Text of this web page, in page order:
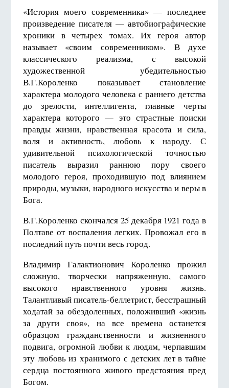
«История моего современника» — последнее
произведение писателя — автобиографические
хроники в четырех томах. Их героя автор
называет «своим современником». В духе
классического реализма, с высокой
художественной убедительностью
В.Г.Короленко показывает становление
характера молодого человека с раннего детства
до зрелости, интеллигента, главные черты
характера которого — это страстные поиски
правды жизни, нравственная красота и сила,
воля и активность, любовь к народу. С
удивительной психологической точностью
писатель выразил раннюю пору своего
молодого героя, проходившую под влиянием
природы, музыки, народного искусства и веры в
Бога.
В.Г.Короленко скончался 25 декабря 1921 года в
Полтаве от воспаления легких. Провожал его в
последний путь почти весь город.
Владимир Галактионович Короленко прожил
сложную, творчески напряженную, самого
высокого нравственного уровня жизнь.
Талантливый писатель-беллетрист, бесстрашный
ходатай за обездоленных, положивший «жизнь
за други своя», на все времена останется
образцом гражданственности и жизненного
подвига, огромной любви к людям, черпавшим
эту любовь из хранимого с детских лет в тайне
сердца постоянного живого предстояния пред
Богом.